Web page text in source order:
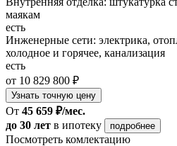
маякам
есть
Инженерные сети: электрика,
холодное и горячее, канализация
есть
от 10 829 800 ₽
Узнать точную цену
От 45 659 ₽/мес.
до 30 лет в ипотеку подробнее
Посмотреть комлектацию